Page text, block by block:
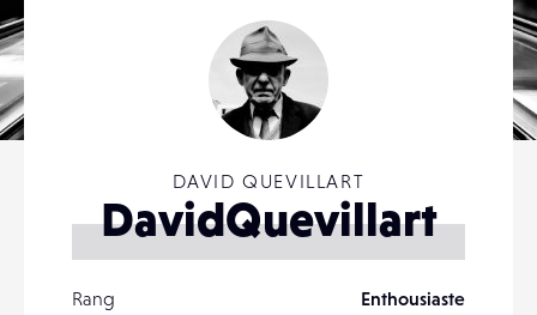
DAVID QUEVILLART
DavidQuevillart
Rang
Enthousiaste